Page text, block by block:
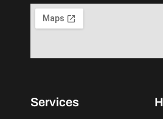
Services